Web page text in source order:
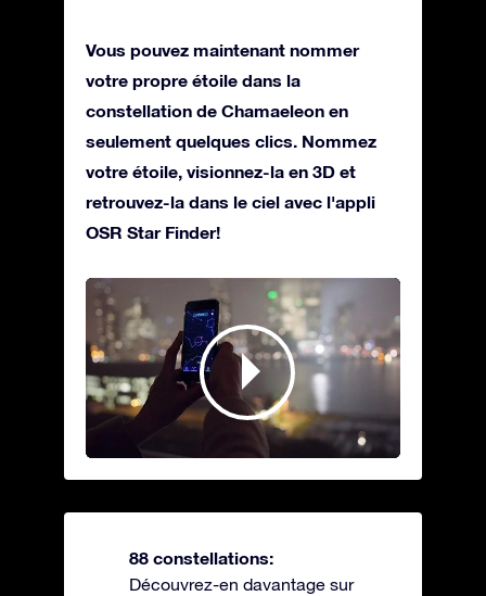
Vous pouvez maintenant nommer
votre propre étoile dans la
constellation de Chamaeleon en
seulement quelques clics. Nommez
votre étoile, visionnez-la en 3D et
retrouvez-la dans le ciel avec l'appli
OSR Star Finder!
88 constellations:
Découvrez-en davantage sur